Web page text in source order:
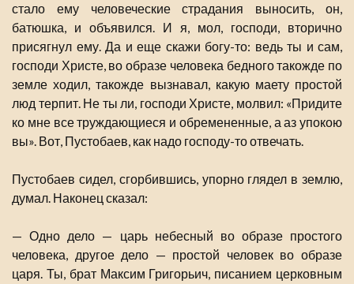
стало ему человеческие страдания выносить, он,
батюшка, и объявился. И я, мол, господи, вторично
присягнул ему. Да и еще скажи богу-то: ведь ты и сам,
господи Христе, во образе человека бедного такожде по
земле ходил, такожде вызнавал, какую маету простой
люд терпит. Не ты ли, господи Христе, молвил: «Придите
ко мне все труждающиеся и обремененные, а аз упокою
вы». Вот, Пустобаев, как надо господу-то отвечать.
Пустобаев сидел, сгорбившись, упорно глядел в землю,
думал. Наконец сказал:
— Одно дело — царь небесный во образе простого
человека, другое дело — простой человек во образе
царя. Ты, брат Максим Григорьич, писанием церковным